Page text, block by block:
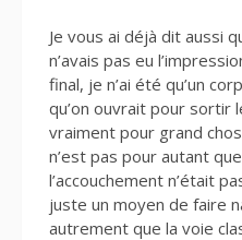
Je vous ai déjà dit aussi
n’avais pas eu
final, je n’ai été qu’un
qu’on ouvrait pour sortir
vraiment pour grand
n’est pas pour autant
l’accouchement n’était
juste un moyen de faire
autrement que la voie